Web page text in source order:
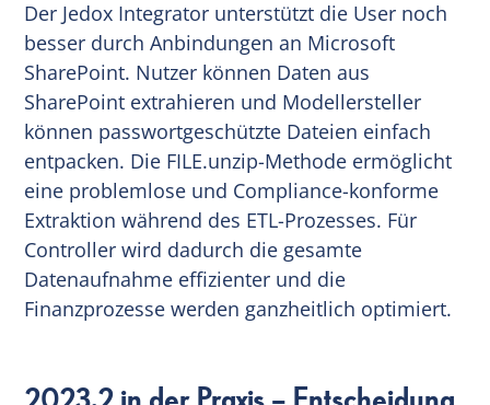
Der Jedox Integrator unterstützt die User noch
besser durch Anbindungen an Microsoft
SharePoint. Nutzer können Daten aus
SharePoint extrahieren und Modellersteller
können passwortgeschützte Dateien einfach
entpacken. Die FILE.unzip-Methode ermöglicht
eine problemlose und Compliance-konforme
Extraktion während des ETL-Prozesses. Für
Controller wird dadurch die gesamte
Datenaufnahme effizienter und die
Finanzprozesse werden ganzheitlich optimiert.